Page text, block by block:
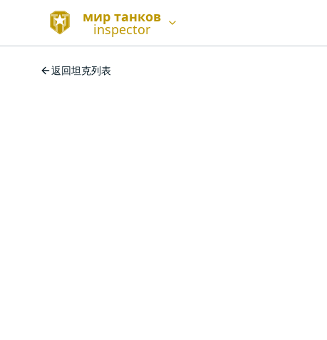
мир танков
inspector
返回坦克列表